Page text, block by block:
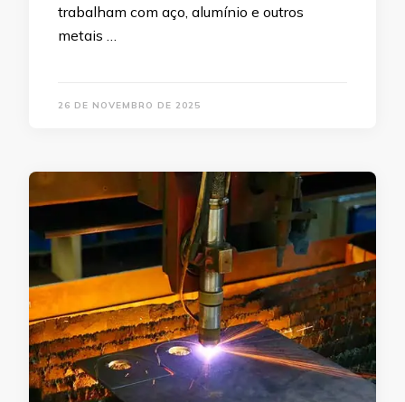
trabalham com aço, alumínio e outros
metais …
26 DE NOVEMBRO DE 2025